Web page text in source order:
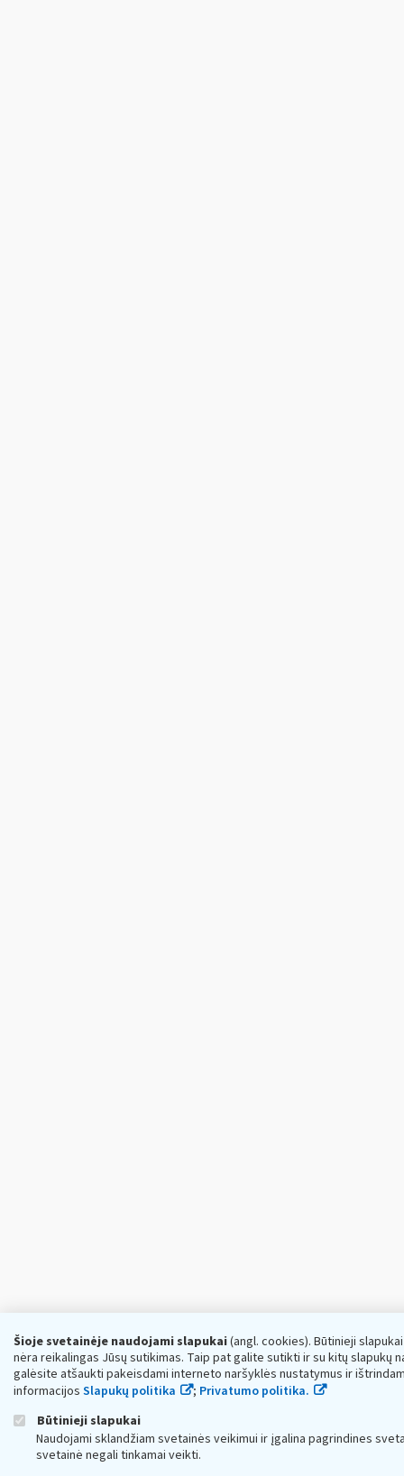
Šioje svetainėje naudojami slapukai(angl. cookies). Būtinieji
nėra reikalingas Jūsų sutikimas. Taip pat galite sutikti ir su kitų slapukų
galėsite atšaukti pakeisdami interneto naršyklės nustatymus ir
informacijos Slapukų politika ; Privatumo politika.
Būtinieji slapukai
Naudojami sklandžiam svetainės veikimui ir įgalina pagrindines
svetainė negali tinkamai veikti.